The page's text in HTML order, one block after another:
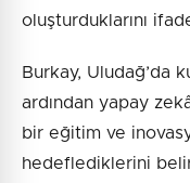
oluşturduklarını
Burkay, Uludağ’da
ardından yapay
bir eğitim ve
hedeflediklerini